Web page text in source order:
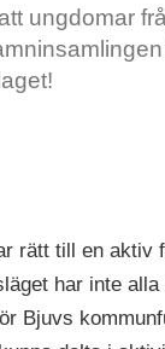
ungdomar
rätt till en
har inte
Bjuvs